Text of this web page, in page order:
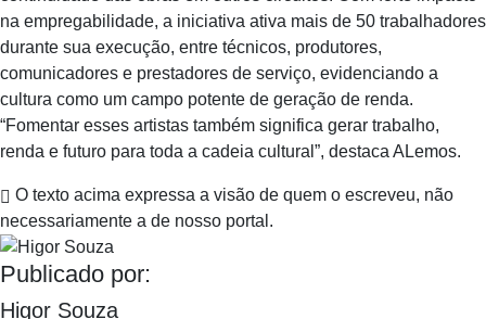
na empregabilidade, a iniciativa ativa mais de 50 trabalhadores
durante sua execução, entre técnicos, produtores,
comunicadores e prestadores de serviço, evidenciando a
cultura como um campo potente de geração de renda.
“Fomentar esses artistas também significa gerar trabalho,
renda e futuro para toda a cadeia cultural”, destaca ALemos.
O texto acima expressa a visão de quem o escreveu, não
necessariamente a de nosso portal.
Publicado por:
Higor Souza